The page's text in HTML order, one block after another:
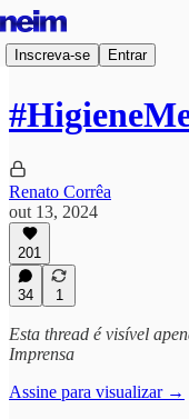
Inscreva-se Entrar
Renato Corrêa
out 13, 2024
201
34 1
Esta thread é visível
Imprensa
Assine para visualizar →